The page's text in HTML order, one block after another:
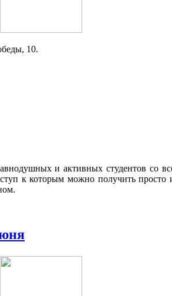
10.
и активных студентов со
к которым можно получить